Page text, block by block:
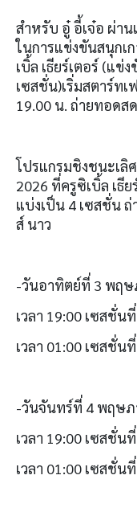
สำหรับ อู๋ อี้เจ๋อ ผ่า
ในการแข่งขันสนุกเ
เบิ้ล เธียร์เตอร์ (แข่
เซสชั่น)เริ่มสตาร์ทเ
19.00 น. ถ่ายทอด
โปรแกรมชิงชนะเลิ
2026 ที่ครูซิเบิ้ล เธี
แบ่งเป็น 4 เซสชั่น
ส์ นาว
-วันอาทิตย์ที่ 3 พฤษ
เวลา 19:00 เซสชั่น
เวลา 01:00 เซสชั่น
-วันจันทร์ที่ 4 พฤษภ
เวลา 19:00 เซสชั่น
เวลา 01:00 เซสชั่น